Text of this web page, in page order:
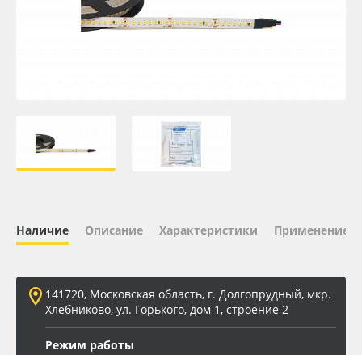
Oracal 641
ПЭТ листовой
Вспененный ПВХ
Баннер
Заготовки для сувениров
Наличие Описание Характеристики Применение
141720, Московская область, г. Долгопрудный, мкр.
Хлебниково, ул. Горького, дом 1, строение 2
Режим работы